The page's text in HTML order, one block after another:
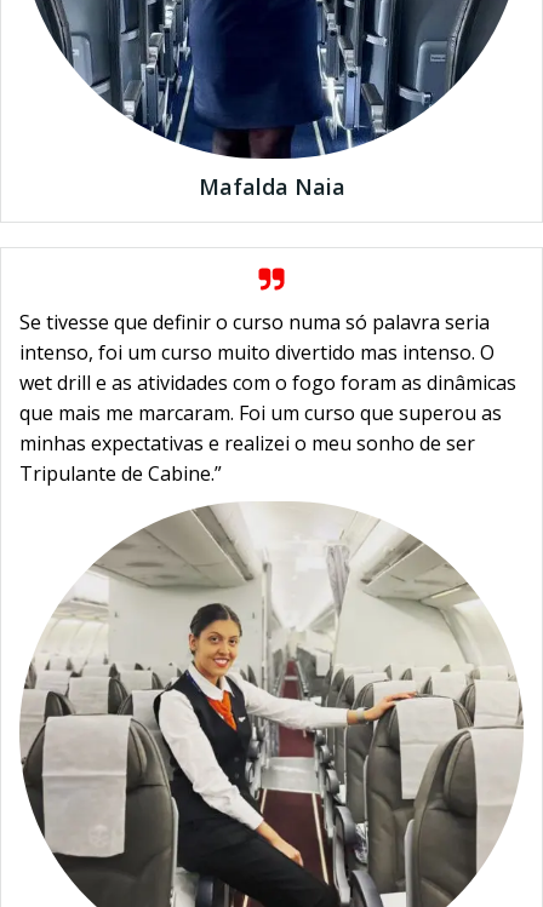
Mafalda Naia
Se tivesse que definir o curso numa só palavra seria
intenso, foi um curso muito divertido mas intenso. O
wet drill e as atividades com o fogo foram as dinâmicas
que mais me marcaram. Foi um curso que superou as
minhas expectativas e realizei o meu sonho de ser
Tripulante de Cabine.”